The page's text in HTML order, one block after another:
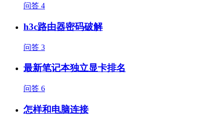
问答 4
h3c路由器密码破解
问答 3
最新笔记本独立显卡排名
问答 6
怎样和电脑连接